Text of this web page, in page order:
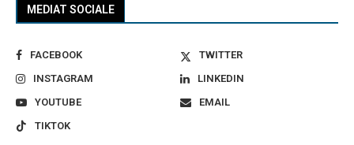
MEDIAT SOCIALE
FACEBOOK
TWITTER
INSTAGRAM
LINKEDIN
YOUTUBE
EMAIL
TIKTOK